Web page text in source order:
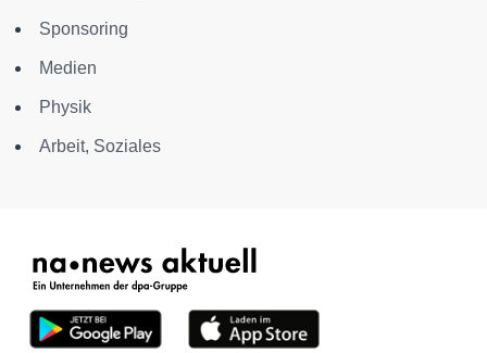
Sponsoring
Medien
Physik
Arbeit, Soziales